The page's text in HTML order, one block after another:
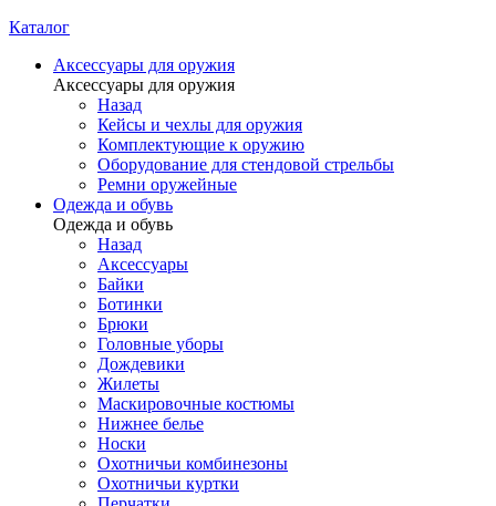
Каталог
Аксессуары для оружия
Аксессуары для оружия
Назад
Кейсы и чехлы для оружия
Комплектующие к оружию
Оборудование для стендовой стрельбы
Ремни оружейные
Одежда и обувь
Одежда и обувь
Назад
Аксессуары
Байки
Ботинки
Брюки
Головные уборы
Дождевики
Жилеты
Маскировочные костюмы
Нижнее белье
Носки
Охотничьи комбинезоны
Охотничьи куртки